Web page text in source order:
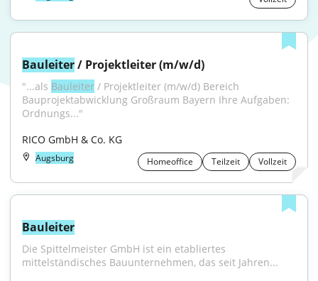
Bauleiter / Projektleiter (m/w/d)
"...als Bauleiter / Projektleiter (m/w/d) Bereich
Bauprojektabwicklung Großraum Bayern Ihre Aufgaben:
Ordnungs..."
RICO GmbH & Co. KG
Augsburg Homeoffice Teilzeit Vollzeit
Bauleiter
Die Spittelmeister GmbH ist ein etabliertes
mittelständisches Bauunternehmen, das seit Jahren...